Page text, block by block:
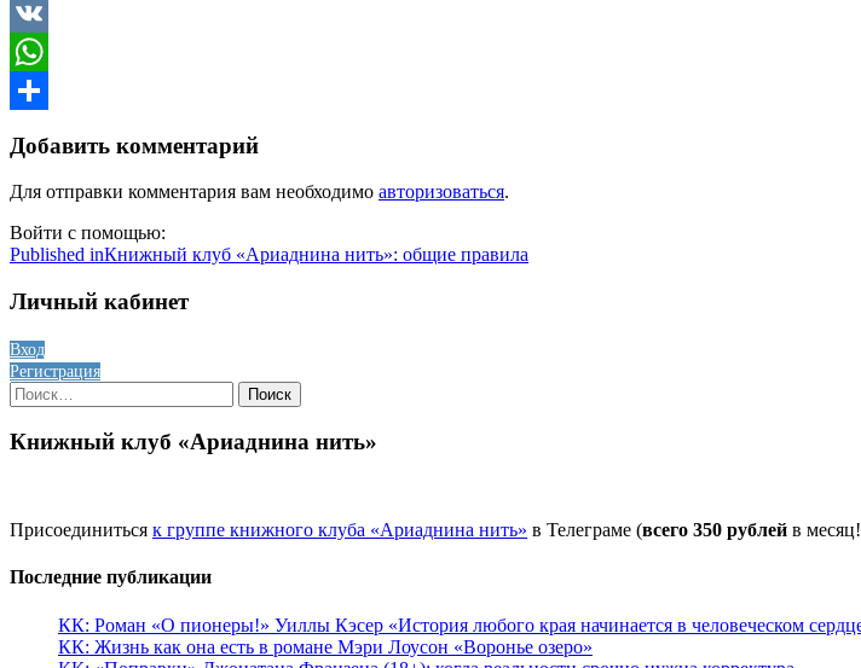
Viber
VK
WhatsApp
Добавить комментарий
Для отправки комментария вам необходимо авторизоваться.
Войти с помощью:
Навигация
по
Published inКнижный клуб «Ариаднина нить»: общие правила
Личный кабинет
Вход
Регистрация
Найти:
Книжный клуб «Ариаднина нить»
Присоединиться к группе книжного клуба «Ариаднина нить» в Телеграме (всего 350 рублей в
Последние публикации
КК: Роман «О пионеры!» Уиллы Кэсер «История любого края начинается в человеческом
КК: Жизнь как она есть в романе Мэри Лоусон «Воронье озеро»